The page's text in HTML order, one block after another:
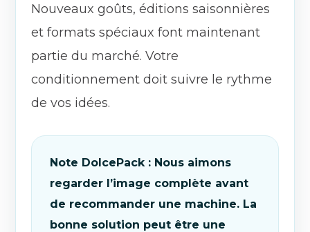
Nouveaux goûts, éditions saisonnières
et formats spéciaux font maintenant
partie du marché. Votre
conditionnement doit suivre le rythme
de vos idées.
Note DolcePack : Nous aimons
regarder l’image complète avant
de recommander une machine. La
bonne solution peut être une